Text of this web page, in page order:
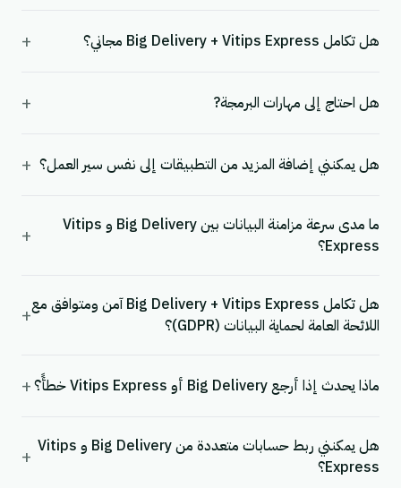
هل تكامل Big Delivery + Vitips Express مجاني؟ +
هل احتاج إلى مهارات البرمجة? +
هل يمكنني إضافة المزيد من التطبيقات إلى نفس سير العمل؟ +
ما مدى سرعة مزامنة البيانات بين Big Delivery و Vitips
Express؟
+
هل تكامل Big Delivery + Vitips Express آمن ومتوافق مع
اللائحة العامة لحماية البيانات (GDPR)؟
+
ماذا يحدث إذا أرجع Big Delivery أو Vitips Express خطأً؟ +
هل يمكنني ربط حسابات متعددة من Big Delivery و Vitips
Express؟
+